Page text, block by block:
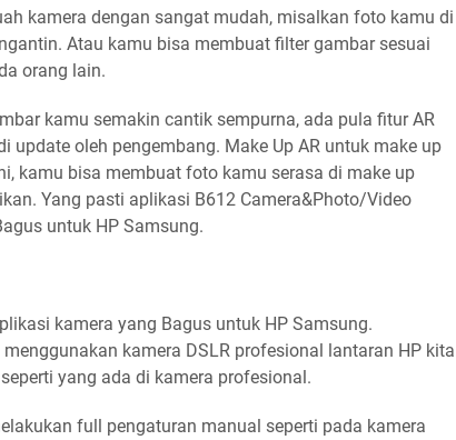
kamera dengan sangat mudah, misalkan foto kamu di
Atau kamu bisa membuat filter gambar sesuai
orang lain.
kamu semakin cantik sempurna, ada pula fitur AR
update oleh pengembang. Make Up AR untuk make up
kamu bisa membuat foto kamu serasa di make up
Yang pasti aplikasi B612 Camera&Photo/Video
untuk HP Samsung.
kamera yang Bagus untuk HP Samsung.
kamera DSLR profesional lantaran HP kita
yang ada di kamera profesional.
full pengaturan manual seperti pada kamera